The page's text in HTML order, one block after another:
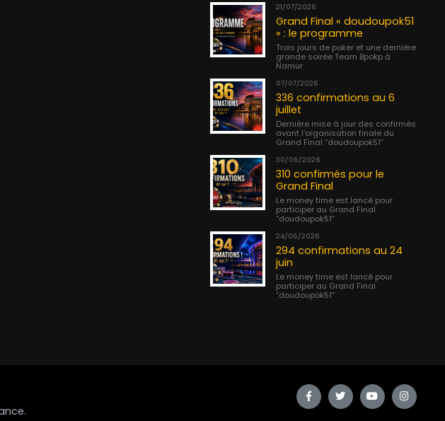
21/07/2026
Grand Final « doudoupok51
» : le programme
Trois jours de poker et une dernière
grande soirée Team Bpokp à
Namur
07/07/2026
336 confirmations au 6
juillet
Dernière mise à jour des confirmés
avant l’organisation finale du
Grand Final “doudoupok51”
30/06/2026
310 confirmés pour le
Grand Final
Le money time est lancé pour
participer au Grand Final
“doudoupok51”
24/06/2026
294 confirmations au 24
juin
Le money time est lancé pour
participer au Grand Final
“doudoupok51”